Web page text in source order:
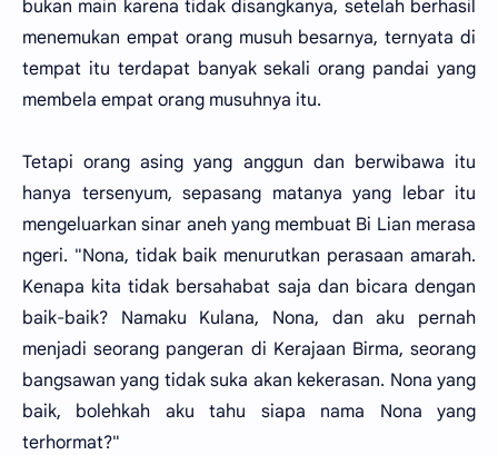
bukan main karena tidak disangkanya, setelah berhasil
menemukan empat orang musuh besarnya, ternyata di
tempat itu terdapat banyak sekali orang pandai yang
membela empat orang musuhnya itu.
Tetapi orang asing yang anggun dan berwibawa itu
hanya tersenyum, sepasang matanya yang lebar itu
mengeluarkan sinar aneh yang membuat Bi Lian merasa
ngeri. "Nona, tidak baik menurutkan perasaan amarah.
Kenapa kita tidak bersahabat saja dan bicara dengan
baik-baik? Namaku Kulana, Nona, dan aku pernah
menjadi seorang pangeran di Kerajaan Birma, seorang
bangsawan yang tidak suka akan kekerasan. Nona yang
baik, bolehkah aku tahu siapa nama Nona yang
terhormat?"